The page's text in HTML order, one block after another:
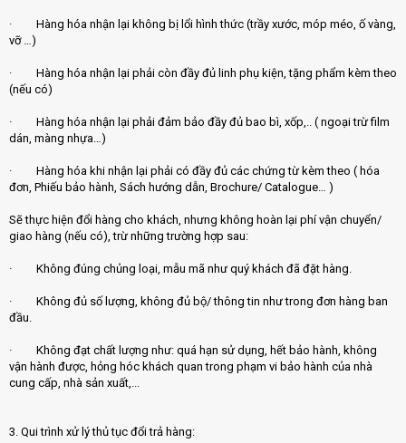
· Hàng hóa nhận lại không bị lổi hình thức (trầy xước, móp méo, ố vàng,
vỡ …)
· Hàng hóa nhận lại phải còn đầy đủ linh phụ kiện, tặng phẩm kèm theo
(nếu có)
· Hàng hóa nhận lại phải đảm bảo đầy đủ bao bì, xốp,.. ( ngoại trừ film
dán, màng nhựa…)
· Hàng hóa khi nhận lại phải có đầy đủ các chứng từ kèm theo ( hóa
đơn, Phiếu bảo hành, Sách hướng dẫn, Brochure/ Catalogue… )
Sẽ thực hiện đổi hàng cho khách, nhưng không hoàn lại phí vận chuyển/
giao hàng (nếu có), trừ những trường hợp sau:
· Không đúng chủng loại, mẫu mã như quý khách đã đặt hàng.
· Không đủ số lượng, không đủ bộ/ thông tin như trong đơn hàng ban
đầu.
· Không đạt chất lượng như: quá hạn sử dụng, hết bảo hành, không
vận hành được, hỏng hóc khách quan trong phạm vi bảo hành của nhà
cung cấp, nhà sản xuất,...
3. Qui trình xử lý thủ tục đổi trả hàng: